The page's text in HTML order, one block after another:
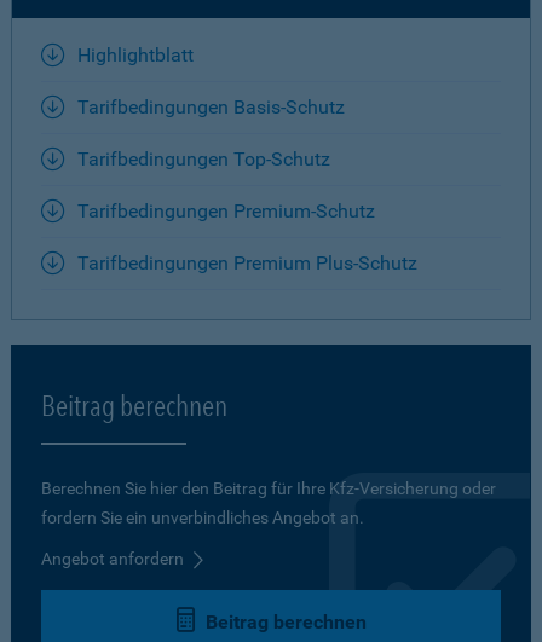
Highlightblatt
Tarifbedingungen Basis-Schutz
Tarifbedingungen Top-Schutz
Tarifbedingungen Premium-Schutz
Tarifbedingungen Premium Plus-Schutz
Beitrag berechnen
Berechnen Sie hier den Beitrag für Ihre Kfz-Versicherung oder
fordern Sie ein unverbindliches Angebot an.
Angebot anfordern
Beitrag berechnen